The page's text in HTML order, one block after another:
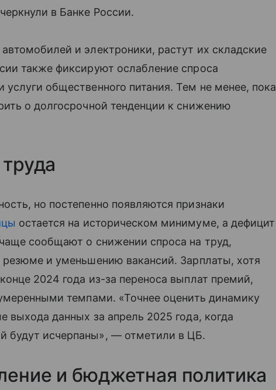
в Банке России.
и электроники, растут их складские
также фиксируют ослабление спроса
общественного питания. Тем не менее, пока
о долгосрочной тенденции к снижению
но постепенно появляются признаки
остается на историческом минимуме, а дефицит
сообщают о снижении спроса на труд,
резюме и уменьшению вакансий. Зарплаты, хотя
2024 года из-за переноса выплат премий,
темпами. «Точнее оценить динамику
выхода данных за апрель 2025 года, когда
будут исчерпаны», — отметили в ЦБ.
и бюджетная политика